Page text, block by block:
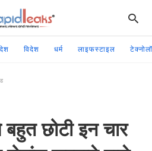
देश विदेश धर्म लाइफस्टाइल
छोटी इन चार